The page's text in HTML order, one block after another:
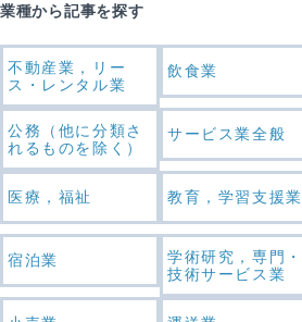
業種から記事を探す
不動産業，リー
ス・レンタル業
飲食業
公務（他に分類さ
れるものを除く）
サービス業全般
医療，福祉 教育，学習支援業
宿泊業
学術研究，専門・
技術サービス業